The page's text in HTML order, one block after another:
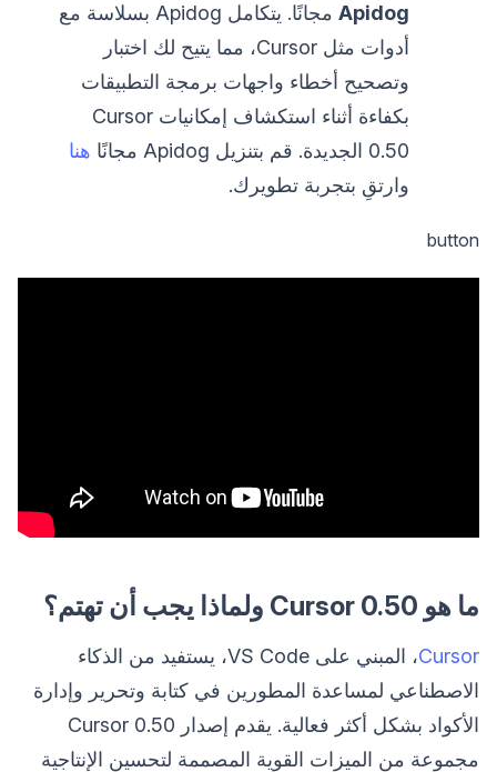
Apidog
مجانًا. يتكامل Apidog بسلاسة مع
أدوات مثل Cursor، مما يتيح لك اختبار
وتصحيح أخطاء واجهات برمجة التطبيقات
بكفاءة أثناء استكشاف إمكانيات Cursor
0.50 الجديدة. قم بتنزيل Apidog مجانًا
هنا
وارتقِ بتجربة تطويرك.
button
ما هو Cursor 0.50 ولماذا يجب أن تهتم؟
Cursor
، المبني على VS Code، يستفيد من الذكاء
الاصطناعي لمساعدة المطورين في كتابة وتحرير وإدارة
الأكواد بشكل أكثر فعالية. يقدم إصدار Cursor 0.50
مجموعة من الميزات القوية المصممة لتحسين الإنتاجية